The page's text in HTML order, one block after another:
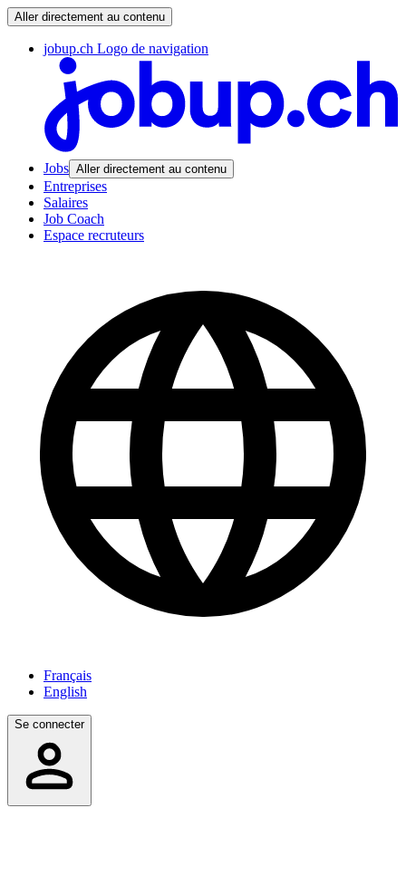
Aller directement au contenu
jobup.ch Logo de navigation
Jobs Aller directement au contenu
Entreprises
Salaires
Job Coach
Espace recruteurs
Français
English
Se connecter